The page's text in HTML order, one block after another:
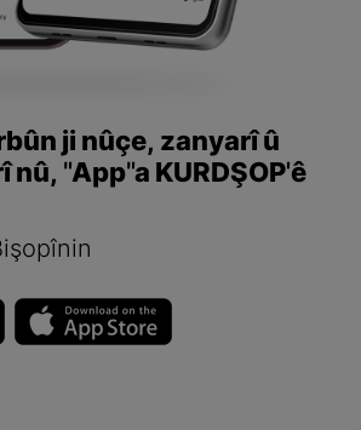
ji nûçe, zanyarî û
nû, "App"a KURDŞOP'ê